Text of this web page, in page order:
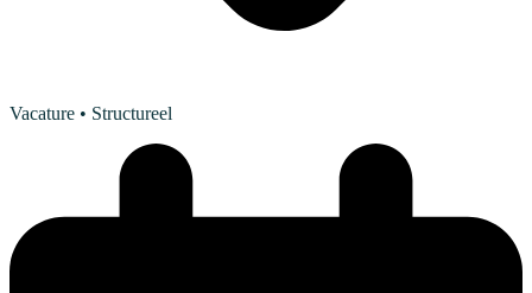
Vacature • Structureel